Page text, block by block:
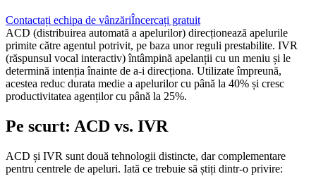
Contactați echipa de vânzăriÎncercați gratuit
ACD (distribuirea automată a apelurilor) direcționează apelurile
primite către agentul potrivit, pe baza unor reguli prestabilite. IVR
(răspunsul vocal interactiv) întâmpină apelanții cu un meniu și le
determină intenția înainte de a-i direcționa. Utilizate împreună,
acestea reduc durata medie a apelurilor cu până la 40% și cresc
productivitatea agenților cu până la 25%.
Pe scurt: ACD vs. IVR
ACD și IVR sunt două tehnologii distincte, dar complementare
pentru centrele de apeluri. Iată ce trebuie să știți dintr-o privire: